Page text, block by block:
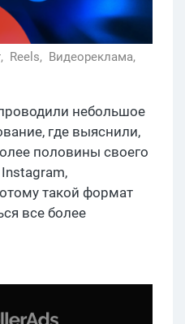
Reels, Видеореклама,
небольшое
где выяснили,
половины своего
такой формат
все более